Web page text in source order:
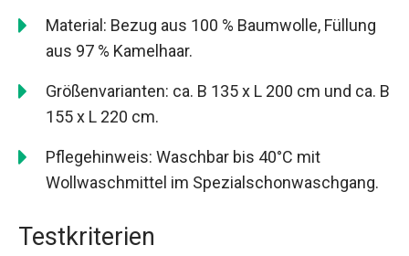
Material: Bezug aus 100 % Baumwolle, Füllung
aus 97 % Kamelhaar.
Größenvarianten: ca. B 135 x L 200 cm und ca. B
155 x L 220 cm.
Pflegehinweis: Waschbar bis 40°C mit
Wollwaschmittel im Spezialschonwaschgang.
Testkriterien